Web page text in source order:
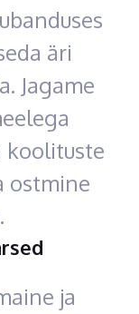
äri
Jagame
koolituste
ostmine
ja